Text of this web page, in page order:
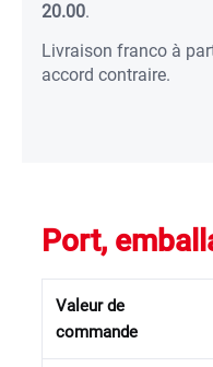
20.00.
Livraison franco à
accord contraire.
Port,
Valeur de
commande